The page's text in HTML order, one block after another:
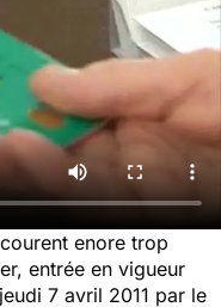
enore trop
entrée en vigueur
7 avril 2011 par le